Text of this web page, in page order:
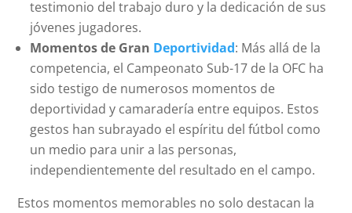
testimonio del trabajo duro y la dedicación de sus
jóvenes jugadores.
Momentos de Gran Deportividad: Más allá de la
competencia, el Campeonato Sub-17 de la OFC ha
sido testigo de numerosos momentos de
deportividad y camaradería entre equipos. Estos
gestos han subrayado el espíritu del fútbol como
un medio para unir a las personas,
independientemente del resultado en el campo.
Estos momentos memorables no solo destacan la